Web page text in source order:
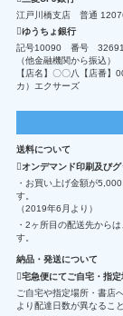
江戸川橋支店 普通
ゆうちょ銀行
記号10090 番号
（他金融機関から振込）
【店名】〇〇八【店番
カ）エクサーズ
送料について
オンデマンド印刷及び
・お買い上げ金額が
す。
（2019年6月より）
・2ヶ所目の配送先から
す。
納品・発送について
宅急便にてご自宅・指
ご自宅や指定場所・書店
より配達日数が異なるこ